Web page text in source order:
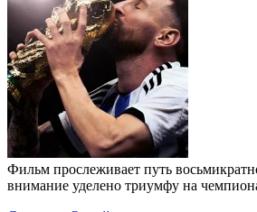
Фильм прослеживает путь
внимание уделено триумфу на